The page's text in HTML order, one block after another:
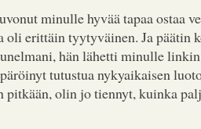
minulle hyvää tapaa ostaa
oli erittäin tyytyväinen. Ja päätin
hän lähetti minulle
tutustua nykyaikaisen
olin jo tiennyt, kuinka